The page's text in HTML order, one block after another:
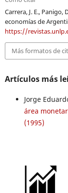
Carrera, J. E., Panigo,
economías de
https://
Más formatos de
Artículos más
Jorge
área
(1995)